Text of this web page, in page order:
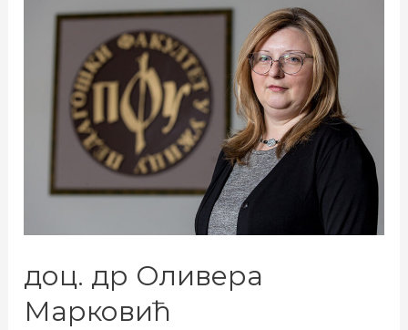
доц. др Оливера
Марковић